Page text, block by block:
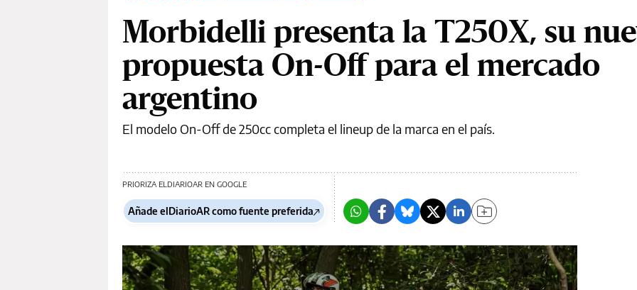
Morbidelli presenta la T250X, su
propuesta On-Off para el mercado
argentino
El modelo On-Off de 250cc completa el lineup de la marca en el país.
PRIORIZA ELDIARIOAR EN GOOGLE
Añade elDiarioAR como fuente preferida